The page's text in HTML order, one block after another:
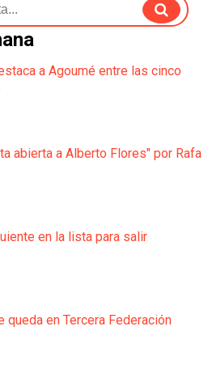
a Agoumé entre las cinco
abierta a Alberto Flores" por Rafa
en la lista para salir
queda en Tercera Federación